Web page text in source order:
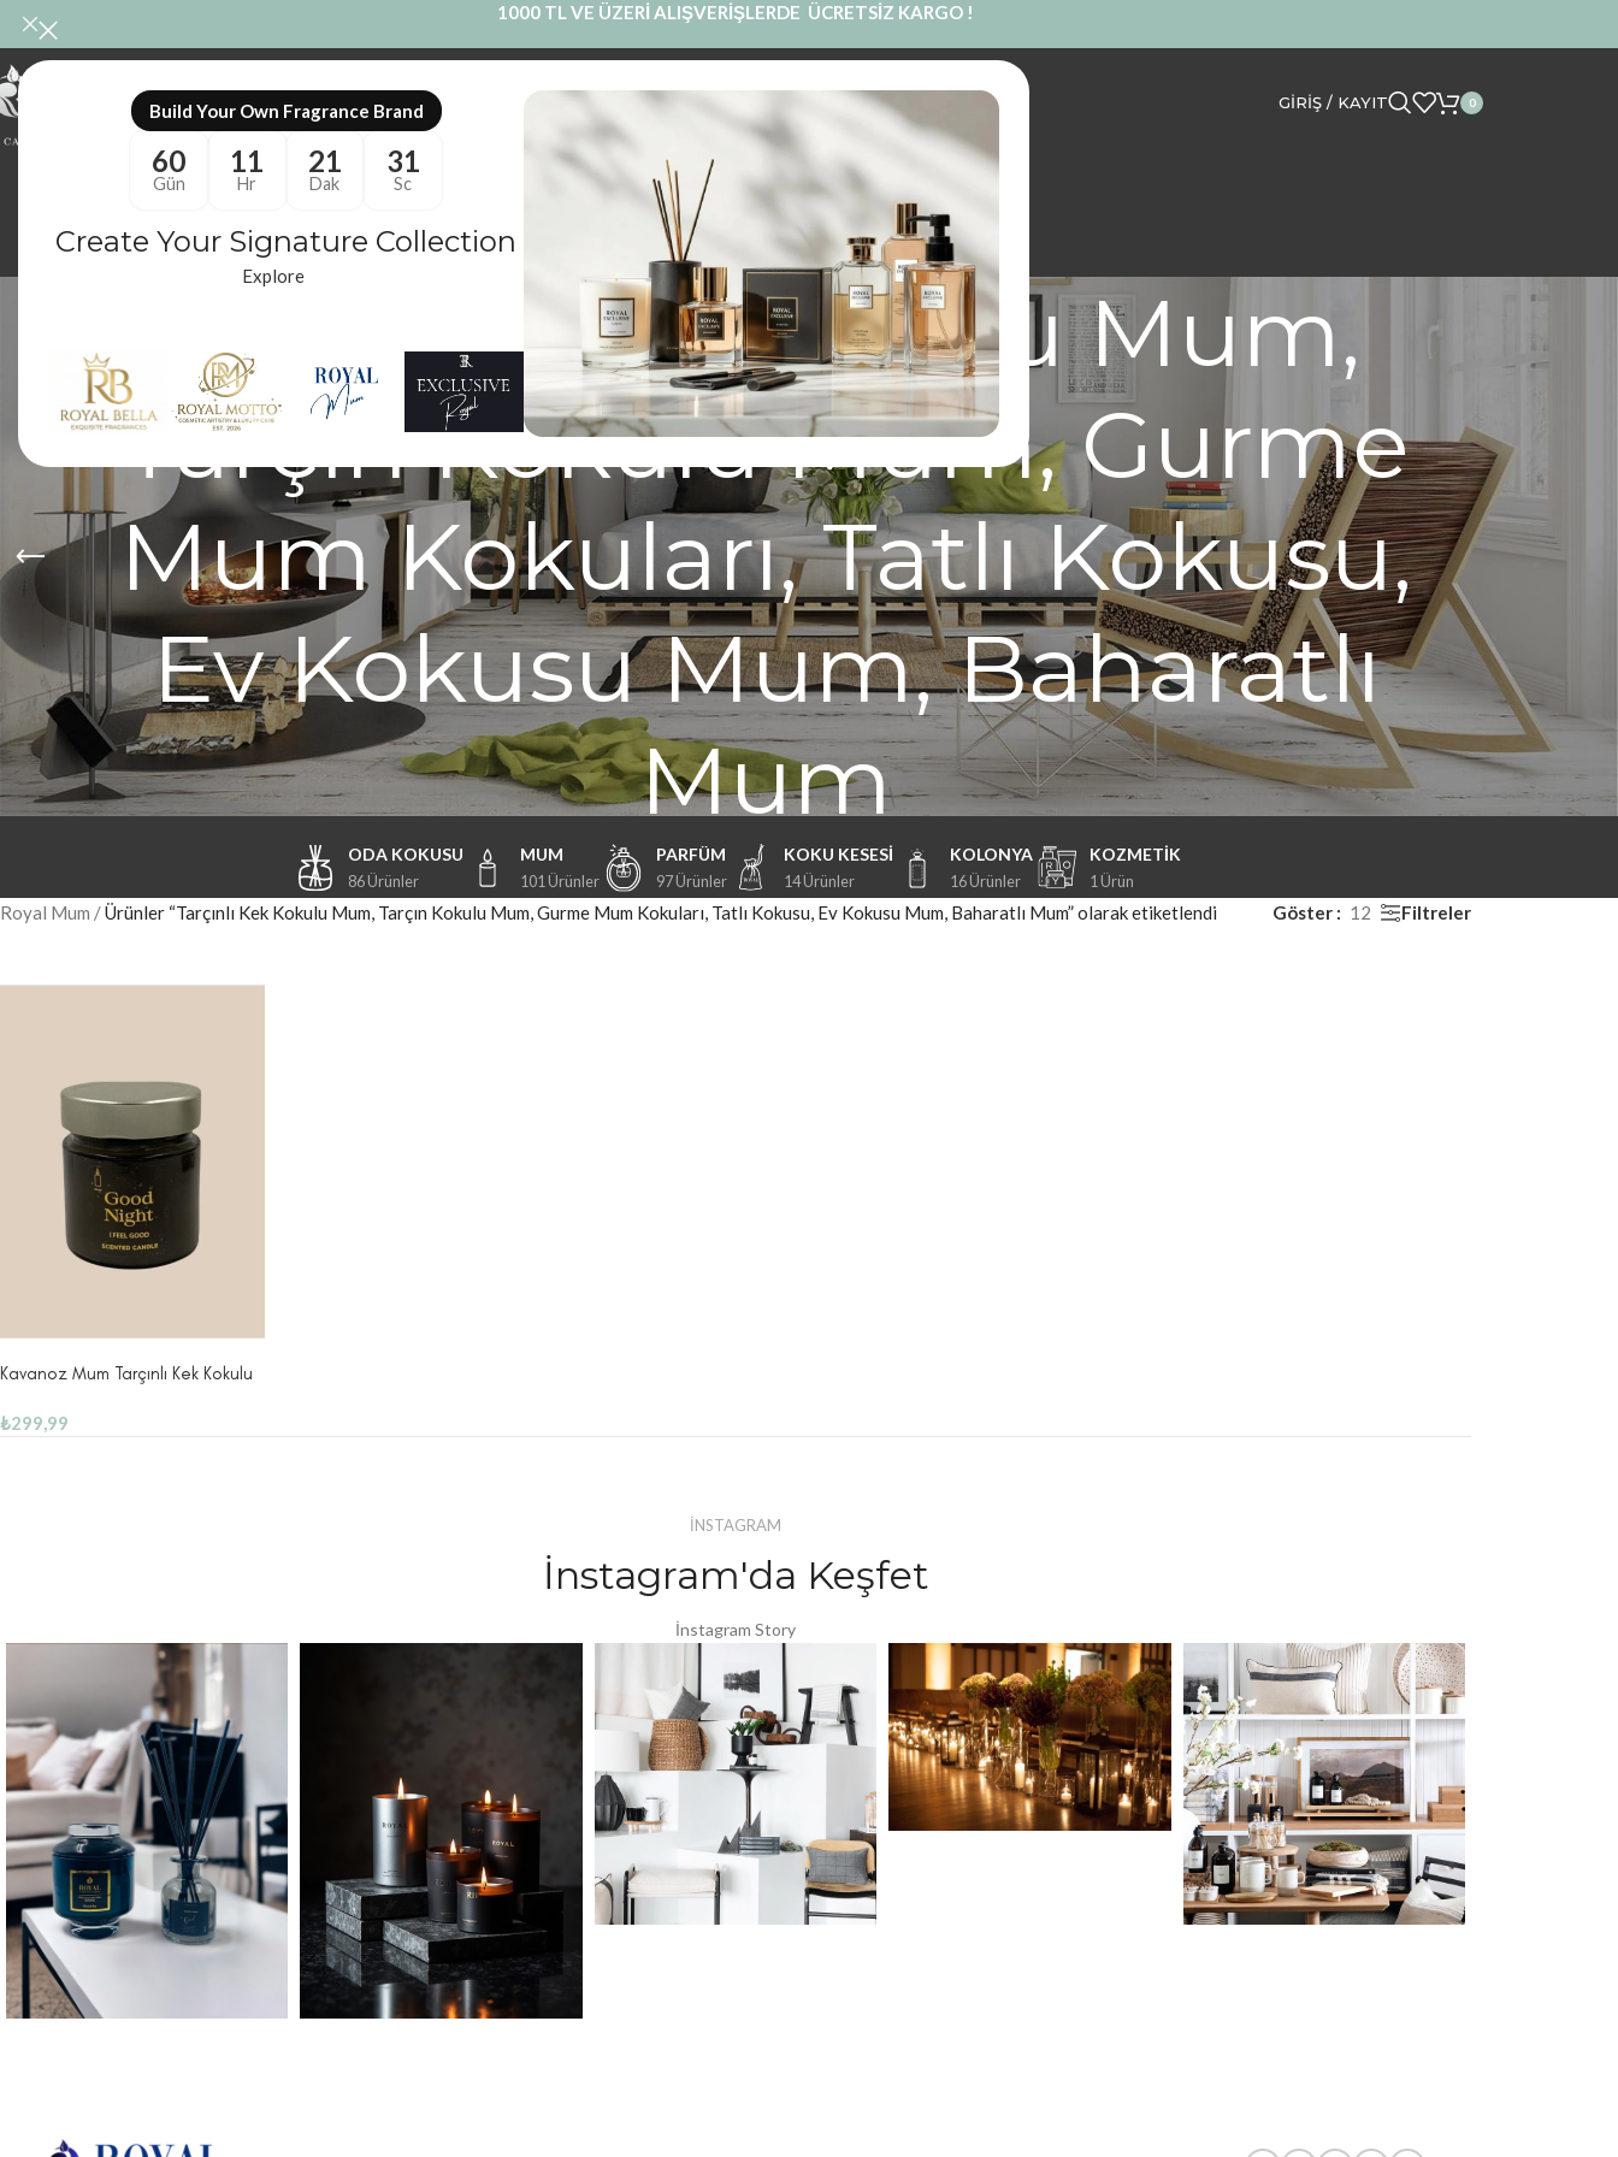
Build Your Own Fragrance Brand
60
Gün
11
Hr
21
Dak
30
Sc
Create Your Signature Collection
Explore
1000 TL VE ÜZERİ ALIŞVERİŞLERDE ÜCRETSİZ KARGO !
ONLINE SATIŞ PRIVATE LABEL KURUMSAL GIRIŞ / KAYIT 0
Tarçınlı Kek Kokulu Mum,
Tarçın Kokulu Mum, Gurme
Mum Kokuları, Tatlı Kokusu,
Ev Kokusu Mum, Baharatlı
Mum
ODA KOKUSU
86 Ürünler
MUM
101 Ürünler
PARFÜM
97 Ürünler
KOKU KESESI
14 Ürünler
KOLONYA
16 Ürünler
KOZMETIK
1 Ürün
Royal Mum /Ürünler “Tarçınlı Kek Kokulu Mum, Tarçın Kokulu Mum, Gurme Mum Kokuları, Tatlı Kokusu, Ev Kokusu Mum, Baharatlı Mum” olarak etiketlendi Göster 12 Filtreler
Kavanoz Mum Tarçınlı Kek Kokulu
₺299,99
İNSTAGRAM
İnstagram'da Keşfet
İnstagram Story